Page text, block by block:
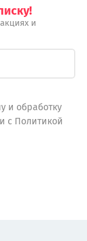
и
и обработку
с Политикой